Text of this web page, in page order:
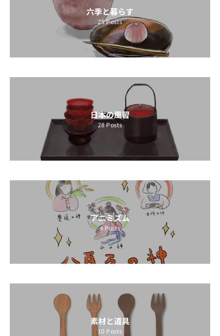
六季と暮らす
25Posts
日本の風習
28Posts
アニミズム
4 Posts
素材と道具
10 Posts